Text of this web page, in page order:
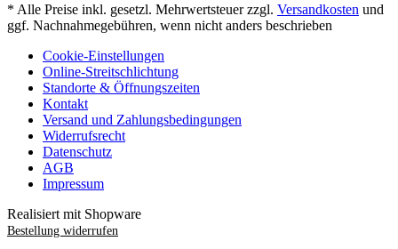
* Alle Preise inkl. gesetzl. Mehrwertsteuer zzgl. Versandkosten und
ggf. Nachnahmegebühren, wenn nicht anders beschrieben
Cookie-Einstellungen
Online-Streitschlichtung
Standorte & Öffnungszeiten
Kontakt
Versand und Zahlungsbedingungen
Widerrufsrecht
Datenschutz
AGB
Impressum
Realisiert mit Shopware
Bestellung widerrufen